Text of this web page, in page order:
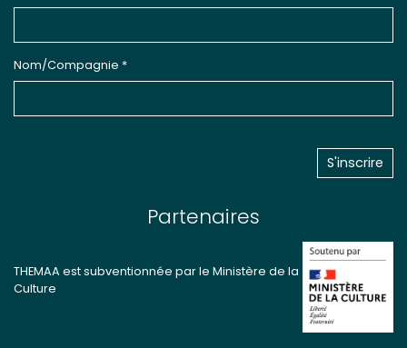
Nom/Compagnie *
Partenaires
THEMAA est subventionnée par le Ministère de la
Culture